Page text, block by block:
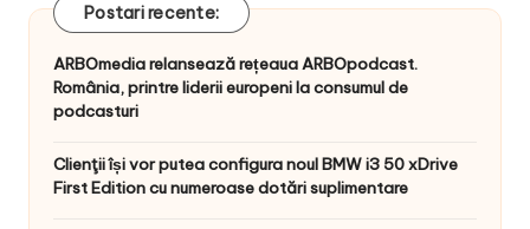
Postari recente:
ARBOmedia relansează rețeaua ARBOpodcast.
România, printre liderii europeni la consumul de
podcasturi
Clienţii își vor putea configura noul BMW i3 50 xDrive
First Edition cu numeroase dotări suplimentare